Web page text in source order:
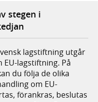
stegen i
lagstiftning utgår
EU-lagstiftning. På
du följa de olika
om EU-
förankras, beslutas